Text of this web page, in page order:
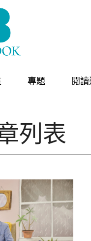
專題 閱
列表